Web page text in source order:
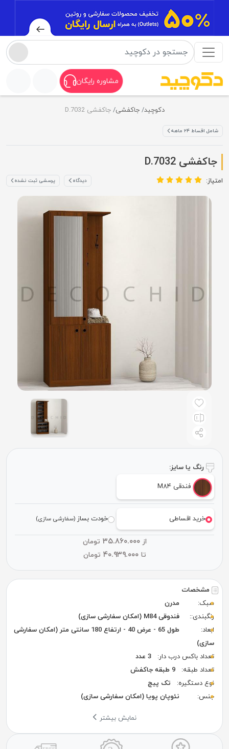
مشاوره رایگان
دکوچید جاکفشی جاکفشی D.7032
شامل اقساط ۲۴ ماهه
جاکفشی D.7032
امتیاز: دیدگاه پرسشی ثبت نشده
مشخصات
سبک:
مدرن
رنگبندی::
فندوقی M84 (امکان سفارشی سازی)
ابعاد:
طول 65 - عرض 40 - ارتفاع 180 سانتی متر (امکان سفارشی
سازی)
تعداد باکس درب دار:
3 عدد
تعداد طبقه:
9 طبقه جاکفش
نوع دستگیره:
تک پیچ
جنس:
نئوپان پویا (امکان سفارشی سازی)
نمایش بیشتر
رنگ یا سایز:
فندقی M۸۴
خرید اقساطی خودت بساز(سفارشی سازی)
از ۳۵.۸۶۰.۰۰۰
تومان
تا ۴۰.۹۳۹.۰۰۰ تومان